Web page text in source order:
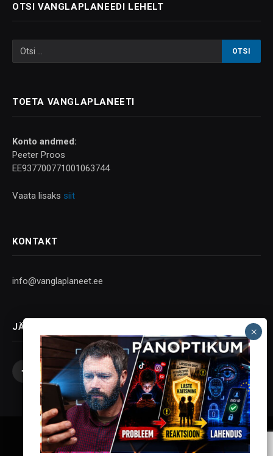
OTSI VANGLAPLANEEDI LEHELT
TOETA VANGLAPLANEETI
Konto andmed:
Peeter Proos
EE937700771001063744
Vaata lisaks siit
KONTAKT
info@vanglaplaneet.ee
JÄLGI SOTSIAALMEEDIAS
Facebook
X
(Twitter)
InstagramYouTubeTelegram
Vanglaplaneet - Vastupanu Vaim